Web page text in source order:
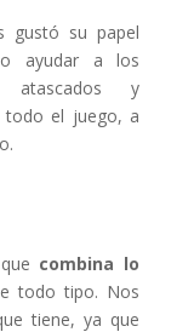
gustó su papel
ayudar a los
atascados y
todo el juego, a
combina lo
todo tipo. Nos
tiene, ya que